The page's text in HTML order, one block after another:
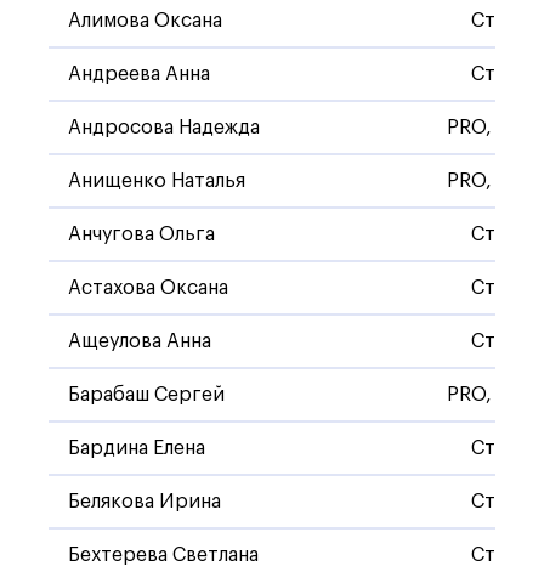
Алимова Оксана
Андреева Анна
Андросова Надежда PRO,
Анищенко Наталья PRO,
Анчугова Ольга
Астахова Оксана
Ащеулова Анна
Барабаш Сергей PRO,
Бардина Елена
Белякова Ирина
Бехтерева Светлана